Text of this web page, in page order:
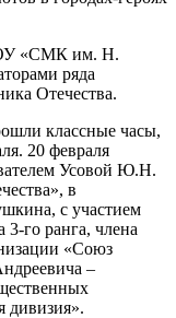
«СМК им. Н.
ряда
Отечества.
классные часы,
20 февраля
Усовой Ю.Н.
в
с участием
го ранга, члена
«Союз
–
дивизия».